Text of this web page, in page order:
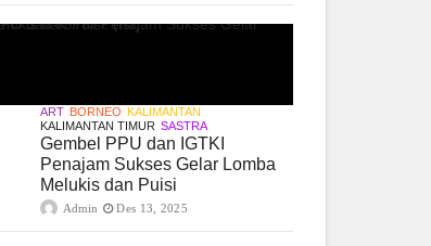
ART BORNEO KALIMANTAN
KALIMANTAN TIMUR SASTRA
Gembel PPU dan IGTKI
Penajam Sukses Gelar Lomba
Melukis dan Puisi
Admin Des 13, 2025